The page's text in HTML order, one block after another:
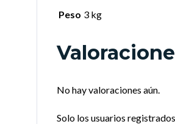
Peso 3 kg
No hay valoraciones aún.
Solo los usuarios